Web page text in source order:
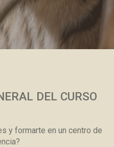
DEL CURSO
y formarte en un centro de